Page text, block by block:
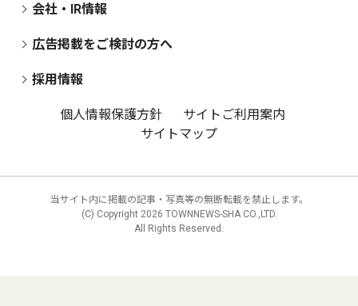
会社・IR情報
広告掲載をご検討の方へ
採用情報
個人情報保護方針
サイトご利用案内
サイトマップ
当サイト内に掲載の記事・写真等の無断転載を禁止します。
(C) Copyright 2026 TOWNNEWS-SHA CO.,LTD.
All Rights Reserved.